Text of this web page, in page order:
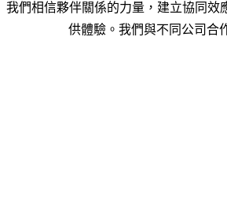
我們相信夥伴關係的力量，建立協同
供體驗。我們與不同公司合